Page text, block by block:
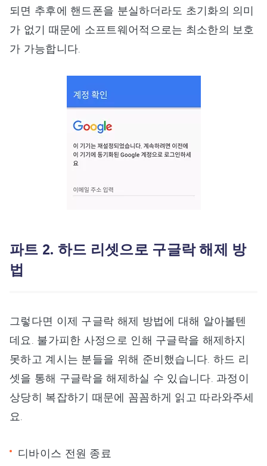
되면 추후에 핸드폰을 분실하더라도 초기화의 의미
가 없기 때문에 소프트웨어적으로는 최소한의 보호
가 가능합니다.
파트 2. 하드 리셋으로 구글락 해제 방
법
그렇다면 이제 구글락 해제 방법에 대해 알아볼텐
데요. 불가피한 사정으로 인해 구글락을 해제하지
못하고 계시는 분들을 위해 준비했습니다. 하드 리
셋을 통해 구글락을 해제하실 수 있습니다. 과정이
상당히 복잡하기 때문에 꼼꼼하게 읽고 따라와주세
요.
디바이스 전원 종료